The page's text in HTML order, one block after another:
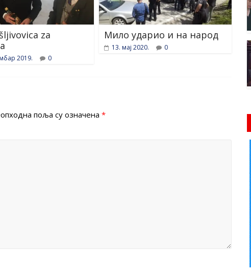
za
2019. 0
Мило ударио и на народ
13. мај 2020. 0
поља су означена *